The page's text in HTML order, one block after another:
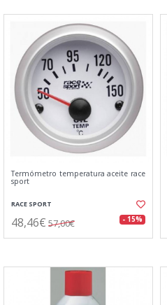
Termómetro temperatura aceite race
sport
RACE SPORT
48,46€ 57,00€ - 15%